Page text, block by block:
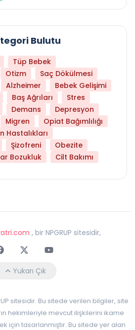
Bulutu
Tüp Bebek
Otizm
Saç Dökülmesi
Alzheimer
Bebek Gelişimi
Baş Ağrıları
Stres
Demans
Depresyon
Migren
Opiat Bağımlılığı
Hastalıkları
Şizofreni
Obezite
Bozukluk Cilt Bakımı
, bir NPGRUP sitesidir,
FaceebokTwitterYoutube
Yukarı Çık
sitesidir. Bu sitede verilen bilgiler, site
hekimleriyle mevcut ilişkilerini ikame
için tasarlanmıştır. Bu sitede yer alan